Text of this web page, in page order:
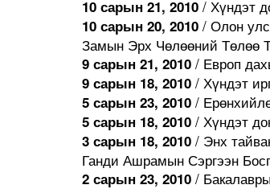
10 сарын 21, 2010 / Хүндэт
10 сарын 20, 2010 / Олон
Замын Эрх Чөлөөний Төлөө
9 сарын 21, 2010 / Европ
9 сарын 18, 2010 / Хүндэт
5 сарын 23, 2010 /
5 сарын 18, 2010 / Хүндэт
3 сарын 18, 2010 / Энх
Ганди Ашрамын Сэргээн
2 сарын 23, 2010 /